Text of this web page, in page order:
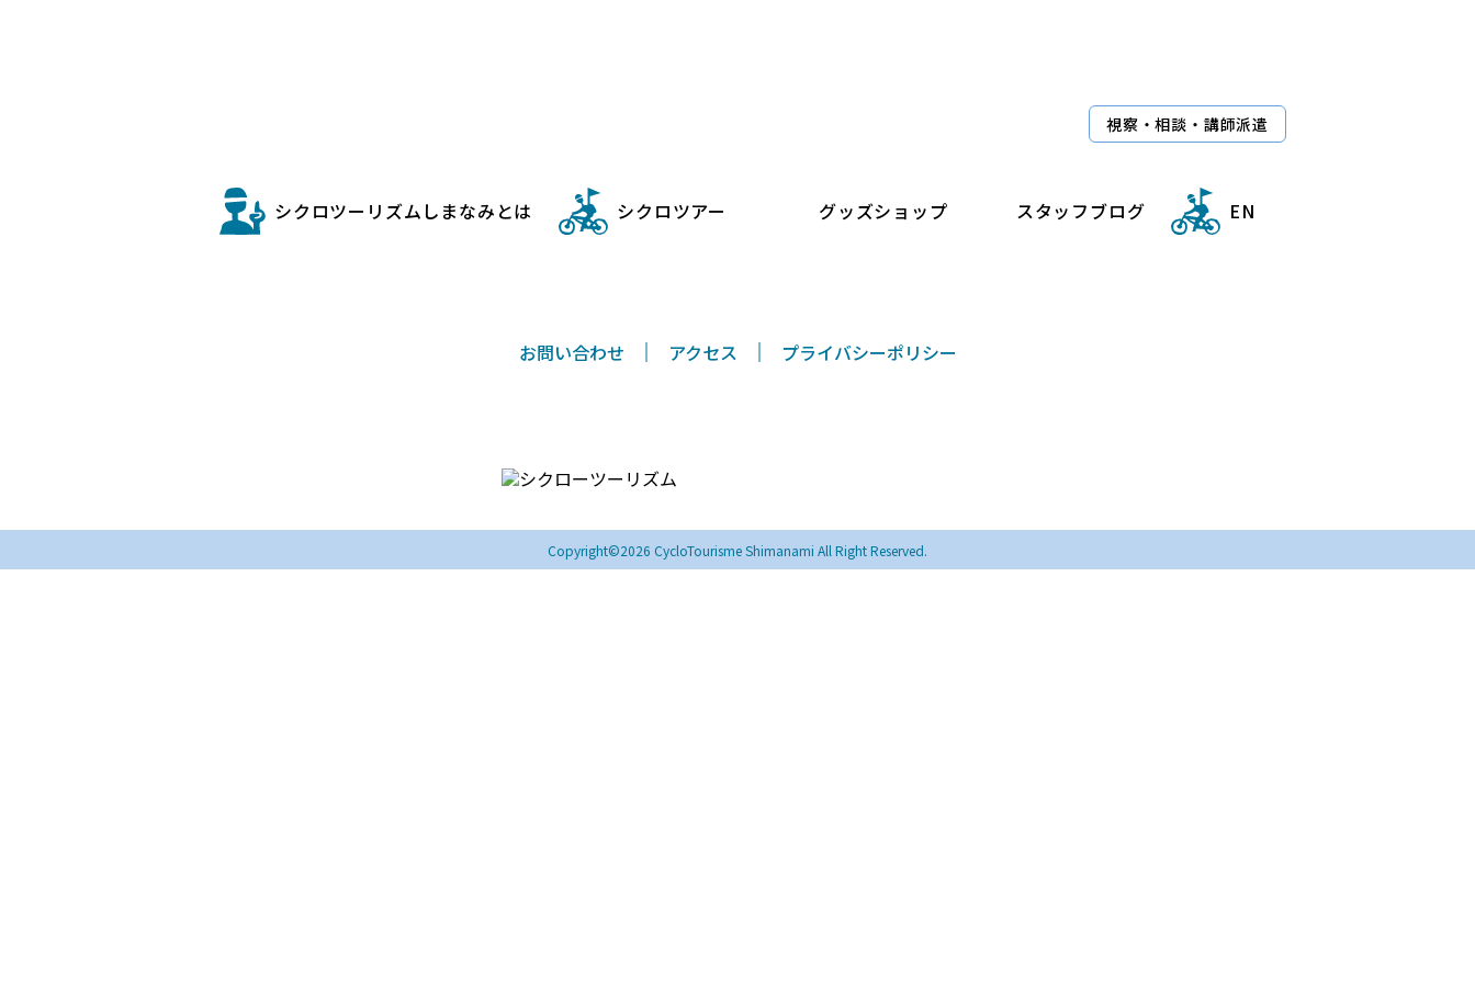
シクロツーリズムしまなみとは シクロツアー グッズショップ スタッフブログ EN
視察・相談・講師派遣
お問い合わせ アクセス プライバシーポリシー
Copyright©2026 CycloTourisme Shimanami All Right Reserved.